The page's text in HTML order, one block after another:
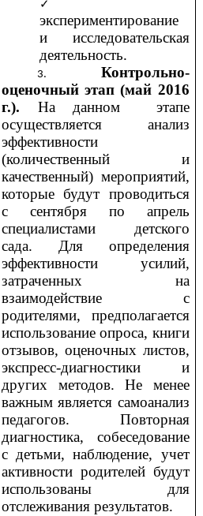
экспериментирование
и исследовательская
деятельность.
Контрольно-
оценочный этап (май 2016
г.). На данном
этапе
осуществляется анализ
эффективности
(количественный и
качественный) мероприятий,
которые будут проводиться
с сентября по апрель
специалистами детского
сада. Для определения
эффективности усилий,
затраченных на
взаимодействие с
родителями, предполагается
использование опроса, книги
отзывов, оценочных листов,
экспресс-диагностики и
других методов. Не менее
важным является самоанализ
педагогов. Повторная
диагностика, собеседование
с детьми, наблюдение, учет
активности родителей будут
использованы для
отслеживания результатов.